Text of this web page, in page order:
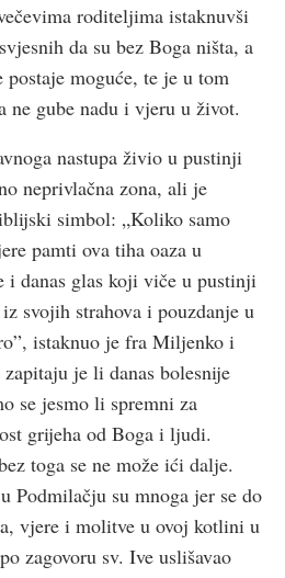
roditeljima istaknuvši
da su bez Boga ništa, a
moguće, te je u tom
ne gube nadu i vjeru u život.
nastupa živio u pustinji
neprivlačna zona, ali je
simbol: „Koliko samo
pamti ova tiha oaza u
i danas glas koji viče u pustinji
svojih strahova i pouzdanje u
istaknuo je fra Miljenko i
je li danas bolesnije
se jesmo li spremni za
grijeha od Boga i ljudi.
toga se ne može ići dalje.
Podmilačju su mnoga jer se do
vjere i molitve u ovoj kotlini u
zagovoru sv. Ive uslišavao